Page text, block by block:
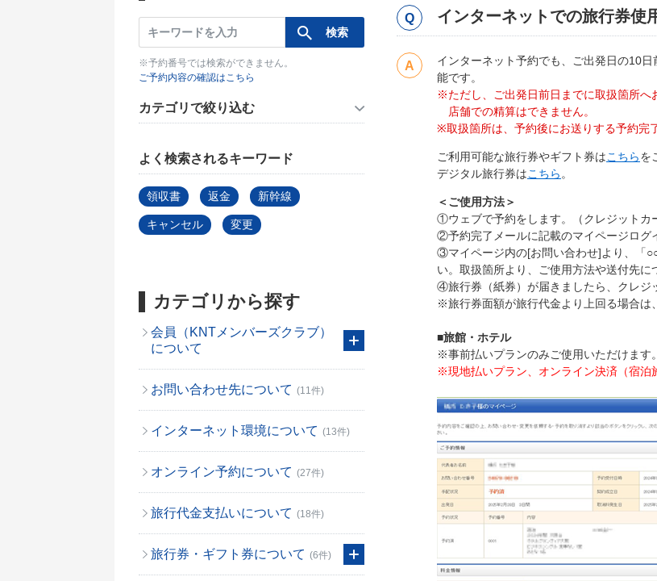
※予約番号では検索ができません。
ご予約内容の確認はこちら
カテゴリで絞り込む
よく検索されるキーワード
領収書 返金 新幹線
キャンセル 変更
カテゴリから探す
会員（KNTメンバーズクラブ）
について
お問い合わせ先について (11件)
インターネット環境について (13件)
オンライン予約について (27件)
旅行代金支払いについて (18件)
旅行券・ギフト券について (6件)
インターネットでの旅行券使
インターネット予約でも、ご出発日の10
能です。
※ただし、ご出発日前日までに取扱箇所へ
店舗での精算はできません。
※取扱箇所は、予約後にお送りする予約完
ご利用可能な旅行券やギフト券はこちらを
デジタル旅行券はこちら 。
＜ご使用方法＞
①ウェブで予約をします。（クレジットカ
②予約完了メールに記載のマイページログ
③マイページ内の[お問い合わせ]より、「
い。 取扱箇所より、ご使用方法や送付先に
④旅行券（紙券）が届きましたら、クレジ
※旅行券面額が旅行代金より上回る場合は
■旅館・ホテル
※事前払いプランのみご使用いただけます。
※現地払いプラン、オンライン決済（宿泊